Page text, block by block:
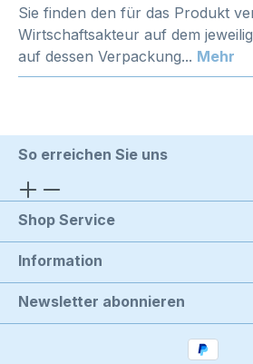
Sie finden den für das Produkt
Wirtschaftsakteur auf dem
auf dessen Verpackung... Mehr
So erreichen Sie uns
Shop Service
Information
Newsletter abonnieren